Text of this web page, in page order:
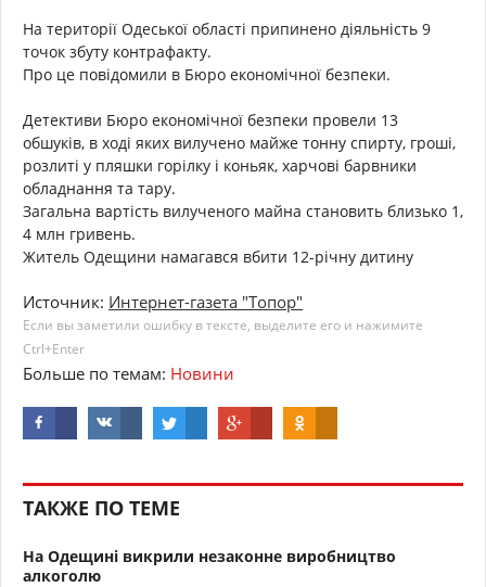
На території Одеської області припинено діяльність 9
точок збуту контрафакту.
Про це повідомили в Бюро економічної безпеки.
Детективи Бюро економічної безпеки провели 13
обшуків, в ході яких вилучено майже тонну спирту, гроші,
розлиті у пляшки горілку і коньяк, харчові барвники
обладнання та тару.
Загальна вартість вилученого майна становить близько 1,
4 млн гривень.
Житель Одещини намагався вбити 12-річну дитину
Источник: Интернет-газета "Топор"
Если вы заметили ошибку в тексте, выделите его и нажимите
Ctrl+Enter
Больше по темам: Новини
ТАКЖЕ ПО ТЕМЕ
На Одещині викрили незаконне виробництво
алкоголю